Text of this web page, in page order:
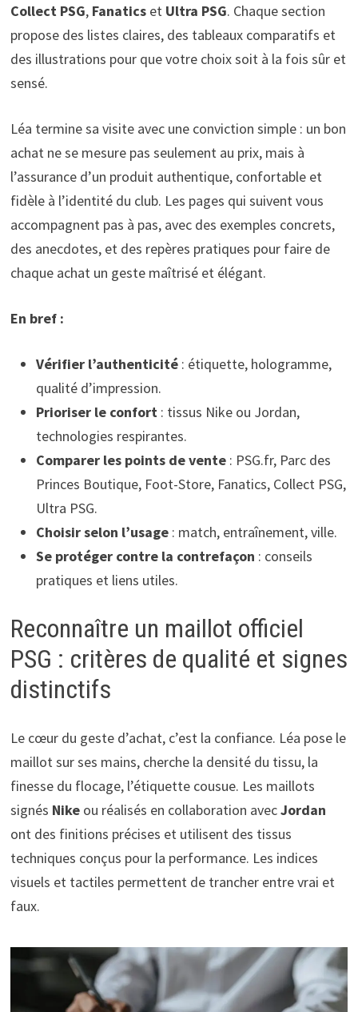
Collect PSG, Fanaticset Ultra PSG. Chaque section
propose des listes claires, des tableaux comparatifs et
des illustrations pour que votre choix soit à la fois sûr et
sensé.
Léa termine sa visite avec une conviction simple : un bon
achat ne se mesure pas seulement au prix, mais à
l’assurance d’un produit authentique, confortable et
fidèle à l’identité du club. Les pages qui suivent vous
accompagnent pas à pas, avec des exemples concrets,
des anecdotes, et des repères pratiques pour faire de
chaque achat un geste maîtrisé et élégant.
En bref :
Vérifier l’authenticité: étiquette, hologramme,
qualité d’impression.
Prioriser le confort : tissus Nike ou Jordan,
technologies respirantes.
Comparer les points de vente: PSG.fr, Parc des
Princes Boutique, Foot-Store, Fanatics, Collect PSG,
Ultra PSG.
Choisir selon l’usage: match, entraînement, ville.
Se protéger contre la contrefaçon : conseils
pratiques et liens utiles.
Reconnaître un maillot officiel
PSG : critères de qualité et signes
distinctifs
Le cœur du geste d’achat, c’est la confiance. Léa pose le
maillot sur ses mains, cherche la densité du tissu, la
finesse du flocage, l’étiquette cousue. Les maillots
signés Nikeou réalisés en collaboration avecJordan
ont des finitions précises et utilisent des tissus
techniques conçus pour la performance. Les indices
visuels et tactiles permettent de trancher entre vrai et
faux.